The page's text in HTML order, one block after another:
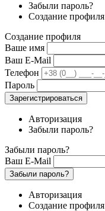
Забыли пароль?
Создание профиля
Создание профиля
Ваше имя
Ваш E-Mail
Телефон
Пароль
Зарегистрироваться
Авторизация
Забыли пароль?
Забыли пароль?
Ваш E-Mail
Забыли пароль?
Авторизация
Создание профиля